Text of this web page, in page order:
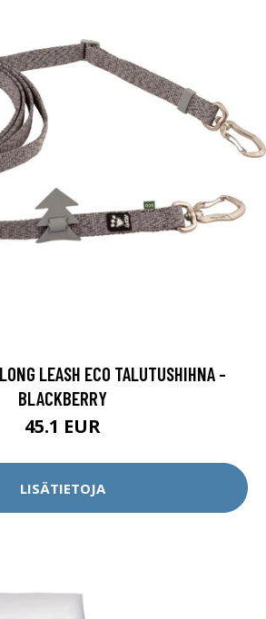
LEASH ECO TALUTUSHIHNA -
BLACKBERRY
45.1 EUR
LISÄTIETOJA